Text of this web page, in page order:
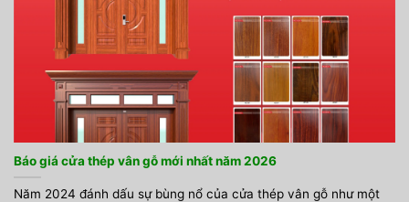
Báo giá cửa thép vân gỗ mới nhất năm 2026
Năm 2024 đánh dấu sự bùng nổ của cửa thép vân gỗ như một